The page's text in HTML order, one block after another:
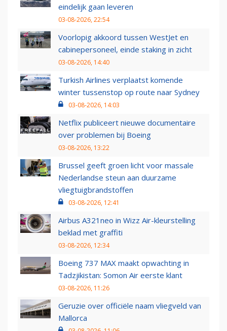
eindelijk gaan leveren
03-08-2026, 22:54
Voorlopig akkoord tussen WestJet en
cabinepersoneel, einde staking in zicht
03-08-2026, 14:40
Turkish Airlines verplaatst komende
winter tussenstop op route naar Sydney
03-08-2026, 14:03
Netflix publiceert nieuwe documentaire
over problemen bij Boeing
03-08-2026, 13:22
Brussel geeft groen licht voor massale
Nederlandse steun aan duurzame
vliegtuigbrandstoffen
03-08-2026, 12:41
Airbus A321neo in Wizz Air-kleurstelling
beklad met graffiti
03-08-2026, 12:34
Boeing 737 MAX maakt opwachting in
Tadzjikistan: Somon Air eerste klant
03-08-2026, 11:26
Geruzie over officiële naam vliegveld van
Mallorca